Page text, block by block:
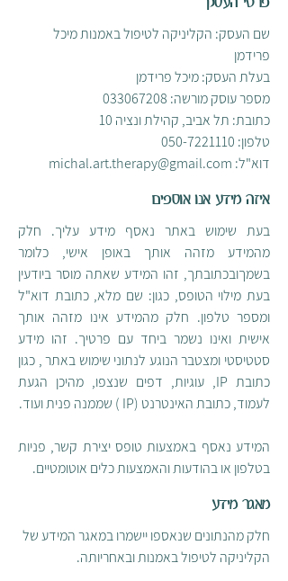
שם העסק: הקליניקה לטיפול באמנות מיכל
פרידמן
בעלת העסק: מיכל פרידמן
מספר עוסק מורשה: 033067208
כתובת: תל אביב, קהילת ונציה 10
טלפון: 050-7221110
דוא"ל: michal.art.therapy@gmail.com
איזה מידע אנו אוספים
בעת שימוש באתר נאסף מידע עליך. חלק
מהמידע מזהה אותך באופן אישי, כלומר
בשמךובכתובתך, זהו המידע שאתה מוסר ביודעין
בעת מילוי הטופס, כגון: שם מלא, כתובת דוא"ל
ומספר טלפון. חלק מהמידע אינו מזהה אותך
אישית ואינו נשמר ביחד עם פרטיך. זהו מידע
סטטיסטי ומצטבר הנוגע לנתוני שימוש באתר , כגון
כתובת IP, עוגיות, דפים שנצפו, מהיכן הגעת
לעמוד, כתובת האינטרנט (IP ) שממנה פנית ועוד.
המידע נאסף באמצעות טופס יצירת קשר, פניות
בטלפון או בהודעות והאמצעות כלים אוטומטיים.
מאגר מידע
חלק מהנתונים שנאספו יישמרו במאגר המידע של
הקליניקה לטיפול באמנות ובאחריותה.